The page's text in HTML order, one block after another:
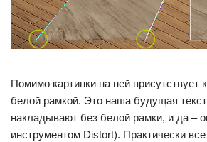
Помимо картинки на ней присутствует
белой рамкой. Это наша будущая
накладывают без белой рамки, и да –
инструментом Distort). Практически